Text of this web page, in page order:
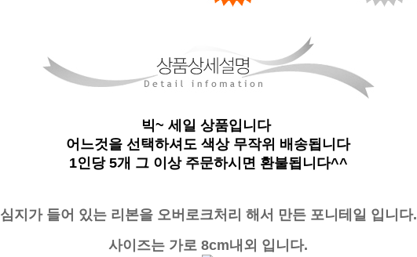
빅~ 세일 상품입니다
어느것을 선택하셔도 색상 무작위 배송됩니다
1인당 5개 그 이상 주문하시면 환불됩니다^^
심지가 들어 있는 리본을 오버로크처리 해서 만든 포니테일 입니다.
사이즈는 가로 8cm내외 입니다.